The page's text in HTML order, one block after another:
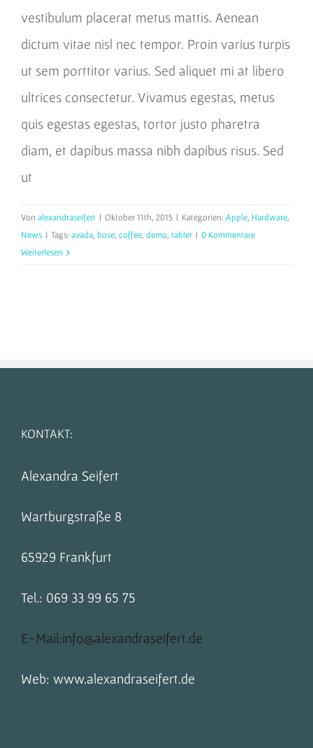
vestibulum placerat metus mattis. Aenean
dictum vitae nisl nec tempor. Proin varius turpis
ut sem porttitor varius. Sed aliquet mi at libero
ultrices consectetur. Vivamus egestas, metus
quis egestas egestas, tortor justo pharetra
diam, et dapibus massa nibh dapibus risus. Sed
ut
Von alexandraseifert | Oktober 11th, 2015 | Kategorien: Apple, Hardware,
News | Tags: avada, bose, coffee, demo, tablet | 0 Kommentare
Weiterlesen
KONTAKT:
Alexandra Seifert
Wartburgstraße 8
65929 Frankfurt
Tel.: 069 33 99 65 75
E-Mail:info@alexandraseifert.de
Web: www.alexandraseifert.de